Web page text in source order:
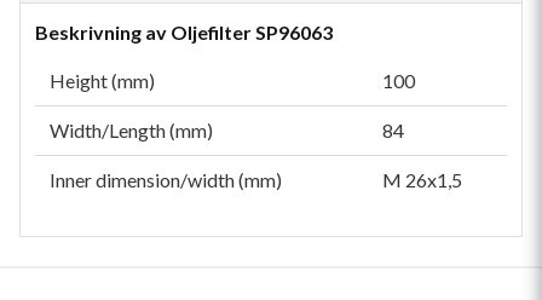
Beskrivning av Oljefilter SP96063
Height (mm) 100
Width/Length (mm) 84
Inner dimension/width (mm) M 26x1,5